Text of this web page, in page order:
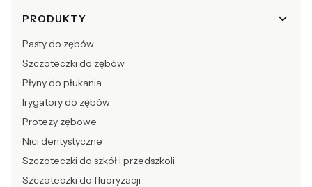
Linki w stopce
PRODUKTY
Pasty do zębów
Szczoteczki do zębów
Płyny do płukania
Irygatory do zębów
Protezy zębowe
Nici dentystyczne
Szczoteczki do szkół i przedszkoli
Szczoteczki do fluoryzacji